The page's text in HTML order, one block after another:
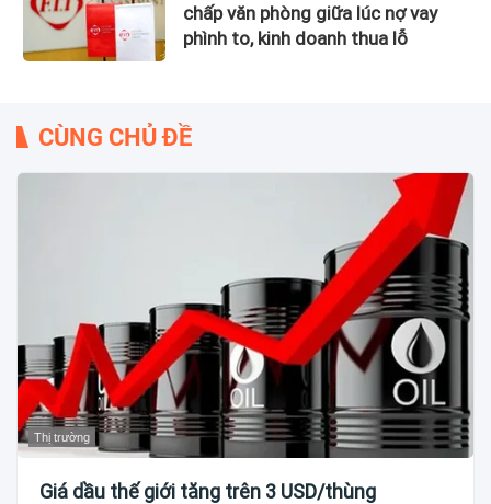
chấp văn phòng giữa lúc nợ vay
phình to, kinh doanh thua lỗ
CÙNG CHỦ ĐỀ
Thị trường
Giá dầu thế giới tăng trên 3 USD/thùng